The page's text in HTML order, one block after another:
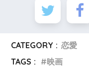
CATEGORY : 恋愛
TAGS :
映画